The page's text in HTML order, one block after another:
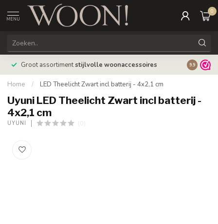
MENU
0
Groot assortimentstijlvolle woonaccessoires 9.9
Home / LED Theelicht Zwart incl batterij - 4x2,1 cm
Uyuni LED Theelicht Zwart incl batterij -
4x2,1 cm
UYUNI (0)